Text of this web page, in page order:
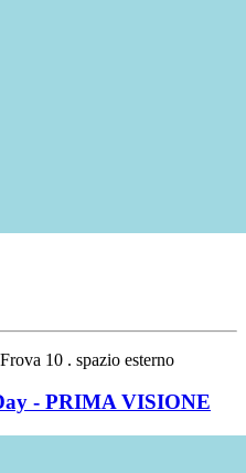
10 . spazio esterno
- PRIMA VISIONE